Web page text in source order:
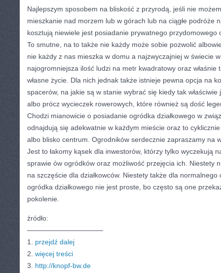
Najlepszym sposobem na bliskość z przyrodą, jeśli nie
mieszkanie nad morzem lub w górach lub na ciągłe podróże
kosztują niewiele jest posiadanie prywatnego przydomowego
To smutne, na to także nie każdy może sobie pozwolić
nie każdy z nas mieszka w domu a najzwyczajniej w świecie
najogromniejsza ilość ludzi na metr kwadratowy oraz właśnie
własne życie. Dla nich jednak także istnieje pewna opcja na
spacerów, na jakie są w stanie wybrać się kiedy tak
albo prócz wycieczek rowerowych, które również są dość
Chodzi mianowicie o posiadanie ogródka działkowego w
odnajdują się adekwatnie w każdym mieście oraz to
albo blisko centrum. Ogrodników serdecznie zapraszamy na
Jest to łakomy kąsek dla inwestorów, którzy tylko wyczekują
sprawie ów ogródków oraz możliwość przejęcia ich. Niestety
na szczęście dla działkowców. Niestety także dla normalnego
ogródka działkowego nie jest proste, bo często są one
pokolenie.
źródło:
———————————
1. przejdź dalej
2. więcej treści
3. http://knopf-bw.de